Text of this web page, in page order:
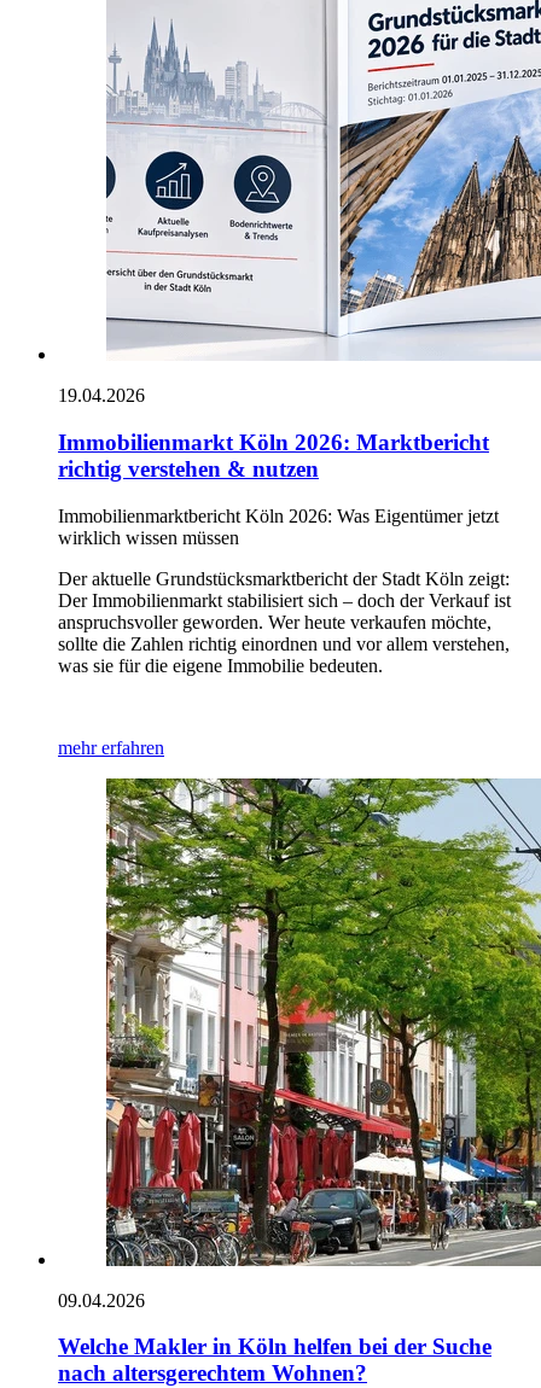
19.04.2026
Immobilienmarkt Köln 2026: Marktbericht
richtig verstehen & nutzen
Immobilienmarktbericht Köln 2026: Was Eigentümer jetzt
wirklich wissen müssen
Der aktuelle Grundstücksmarktbericht der Stadt Köln zeigt:
Der Immobilienmarkt stabilisiert sich – doch der Verkauf ist
anspruchsvoller geworden. Wer heute verkaufen möchte,
sollte die Zahlen richtig einordnen und vor allem verstehen,
was sie für die eigene Immobilie bedeuten.
mehr erfahren
09.04.2026
Welche Makler in Köln helfen bei der Suche
nach altersgerechtem Wohnen?